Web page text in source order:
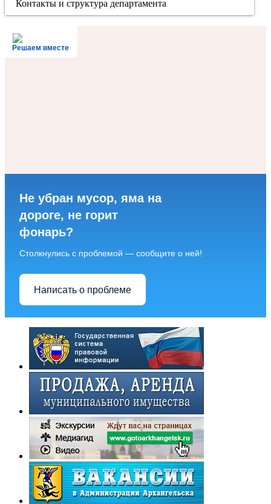
Контакты и структура департамента
Решаем вместе
Не убран мусор, яма на
дороге, не горит
фонарь?
Столкнулись с проблемой — сообщите о ней!
Написать о проблеме